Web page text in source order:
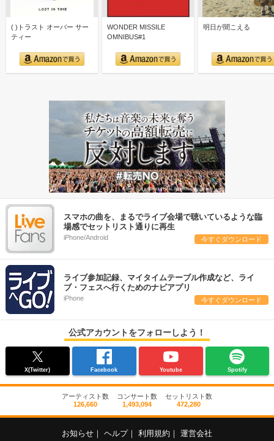
( )トラスト オーバー サー
ティー
WONDER MISSILE
OMNIBUS#1
明日が聞こえる
スマホの曲を、まるでライブ会場で聴いているような臨
場感でセットリスト通りに再生
iPhone/Android 今すぐダウンロード
ライブ参加記録、マイタイムテーブル作成など、ライ
ブ・フェスへ行くためのナビアプリ
iPhone 今すぐダウンロード
公式アカウントをフォローしよう！
X(Twitter) Facebook Youtube Spotify
アーティスト数
126,660
コンサート数
1,493,094
セットリスト数
472,280
お知らせ ヘルプ 利用規約 運営会社